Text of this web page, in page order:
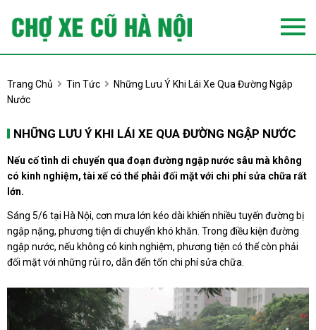
Trang Chủ Tin Tức
Những Lưu Ý Khi Lái Xe Qua Đường Ngập
Nước
NHỮNG LƯU Ý KHI LÁI XE QUA ĐƯỜNG NGẬP NƯỚC
Nếu cố tình di chuyển qua đoạn đường ngập nước sâu mà không
có kinh nghiệm, tài xế có thể phải đối mặt với chi phí sửa chữa rất
lớn.
Sáng 5/6 tại Hà Nội, cơn mưa lớn kéo dài khiến nhiều tuyến đường bị
ngập nặng, phương tiện di chuyển khó khăn. Trong điều kiện đường
ngập nước, nếu không có kinh nghiệm, phương tiện có thể còn phải
đối mặt với những rủi ro, dẫn đến tốn chi phí sửa chữa.